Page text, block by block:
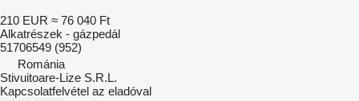
210 EUR ≈ 76 040 Ft
Alkatrészek - gázpedál
51706549 (952)
Románia
Stivuitoare-Lize S.R.L.
Kapcsolatfelvétel az eladóval